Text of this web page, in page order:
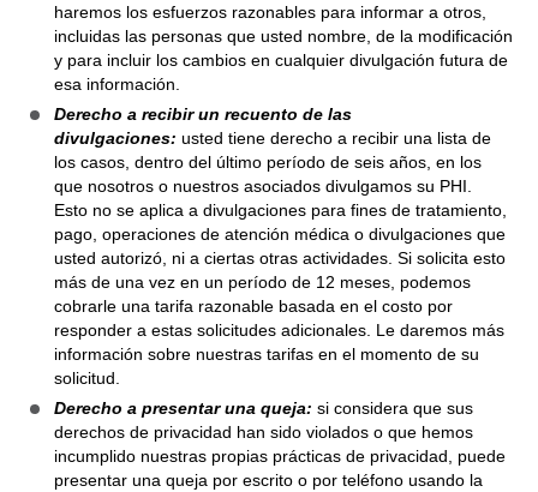
haremos los esfuerzos razonables para informar a otros,
incluidas las personas que usted nombre, de la modificación
y para incluir los cambios en cualquier divulgación futura de
esa información.
Derecho a recibir un recuento de las
divulgaciones: usted tiene derecho a recibir una lista de
los casos, dentro del último período de seis años, en los
que nosotros o nuestros asociados divulgamos su PHI.
Esto no se aplica a divulgaciones para fines de tratamiento,
pago, operaciones de atención médica o divulgaciones que
usted autorizó, ni a ciertas otras actividades. Si solicita esto
más de una vez en un período de 12 meses, podemos
cobrarle una tarifa razonable basada en el costo por
responder a estas solicitudes adicionales. Le daremos más
información sobre nuestras tarifas en el momento de su
solicitud.
Derecho a presentar una queja: si considera que sus
derechos de privacidad han sido violados o que hemos
incumplido nuestras propias prácticas de privacidad, puede
presentar una queja por escrito o por teléfono usando la